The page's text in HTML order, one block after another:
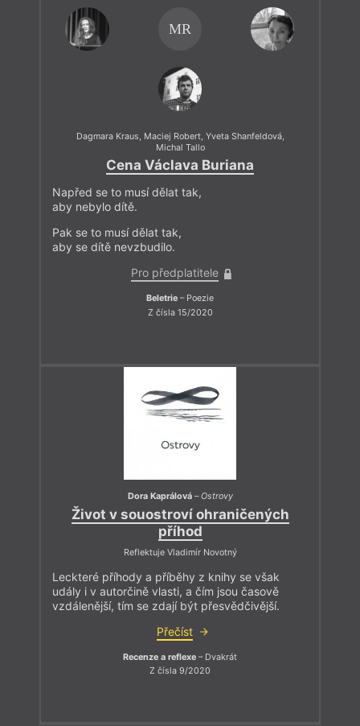
MR
Dagmara Kraus, Maciej Robert, Yveta Shanfeldová,
Michal Tallo
Cena Václava Buriana
Napřed se to musí dělat tak,
aby nebylo dítě.
Pak se to musí dělat tak,
aby se dítě nevzbudilo.
Pro předplatitele
Beletrie – Poezie
Z čísla 15/2020
Dora Kaprálová–Ostrovy
Život v souostroví ohraničených
příhod
Reflektuje Vladimír Novotný
Leckteré příhody a příběhy z knihy se však
udály i v autorčině vlasti, a čím jsou časově
vzdálenější, tím se zdají být přesvědčivější.
Přečíst
Recenze a reflexe – Dvakrát
Z čísla 9/2020